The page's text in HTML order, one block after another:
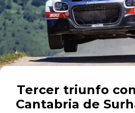
Tercer triunfo
Cantabria de